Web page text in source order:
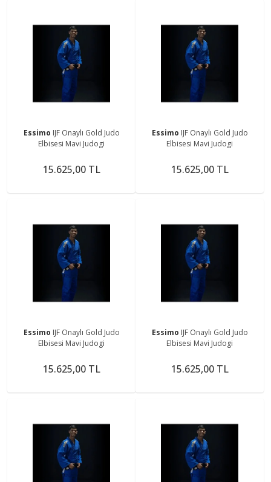
Essimo IJF Onaylı Gold Judo
Elbisesi Mavi Judogi
15.625,00 TL
Essimo IJF Onaylı Gold Judo
Elbisesi Mavi Judogi
15.625,00 TL
Essimo IJF Onaylı Gold Judo
Elbisesi Mavi Judogi
15.625,00 TL
Essimo IJF Onaylı Gold Judo
Elbisesi Mavi Judogi
15.625,00 TL